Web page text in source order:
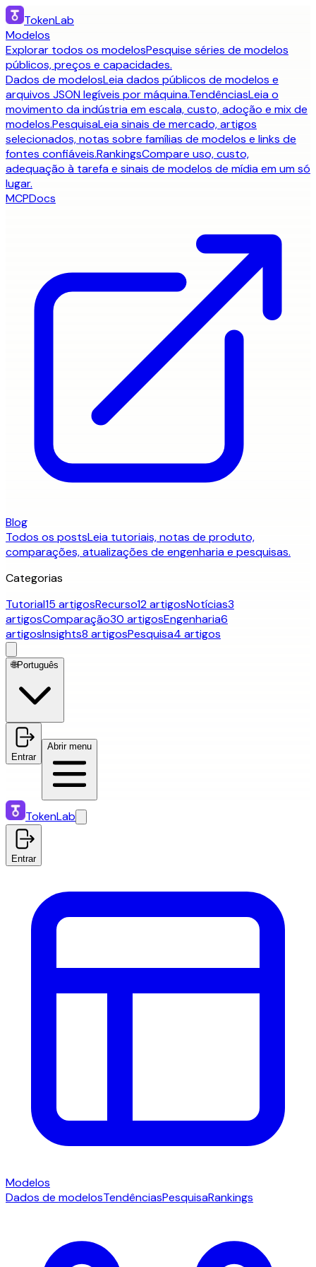
TokenLab
Modelos
Explorar todos os modelosPesquise séries de modelos
públicos, preços e capacidades.
Dados de modelosLeia dados públicos de modelos e
arquivos JSON legíveis por máquina.TendênciasLeia o
movimento da indústria em escala, custo, adoção e mix de
modelos.PesquisaLeia sinais de mercado, artigos
selecionados, notas sobre famílias de modelos e links de
fontes confiáveis.RankingsCompare uso, custo,
adequação à tarefa e sinais de modelos de mídia em um só
lugar.
MCPDocs
Blog
Todos os postsLeia tutoriais, notas de produto,
comparações, atualizações de engenharia e pesquisas.
Categorias
Tutorial15 artigosRecurso12 artigosNotícias3
artigosComparação30 artigosEngenharia6
artigosInsights8 artigosPesquisa4 artigos
🌐Português
Entrar
Abrir menu
TokenLab
Entrar
Modelos
Dados de modelosTendênciasPesquisaRankings